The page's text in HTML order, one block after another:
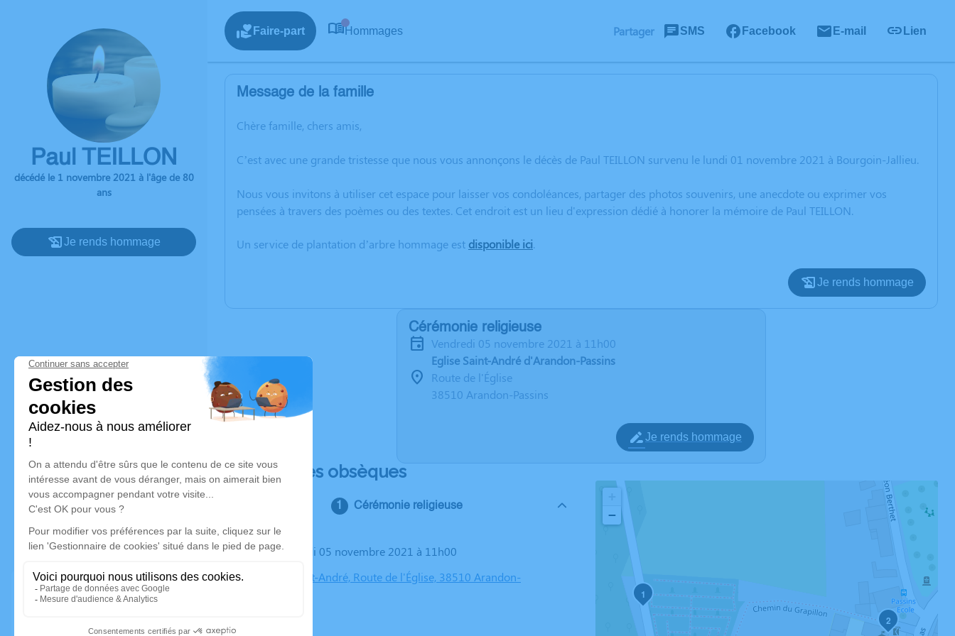
Paul TEILLON
décédé le 1 novembre 2021 à l'âge de 80
ans
Je rends hommage
Faire-part Hommages Partager SMS Facebook E-mail Lien
Message de la famille
Chère famille, chers amis,
C’est avec une grande tristesse que nous vous annonçons le décès de Paul TEILLON survenu le lundi 01 novembre 2021 à Bourgoin-Jallieu.
Nous vous invitons à utiliser cet espace pour laisser vos condoléances, partager des photos souvenirs, une anecdote ou exprimer vos
pensées à travers des poèmes ou des textes. Cet endroit est un lieu d'expression dédié à honorer la mémoire de Paul TEILLON.
Un service de plantation d’arbre hommage est disponible ici.
Je rends hommage
Cérémonie religieuse
vendredi 05 novembre 2021 à 11h00
Eglise Saint-André d'Arandon-Passins
Route de l'Église
38510 Arandon-Passins
Je rends hommage
Déroulé des obsèques
Cérémonie religieuse
Le vendredi 05 novembre 2021 à 11h00
Eglise Saint-André, Route de l'Église, 38510 Arandon-
1
2
−